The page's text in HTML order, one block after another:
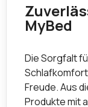
MyBed
Die Sorgfalt
Freude. Aus
Produkte mit